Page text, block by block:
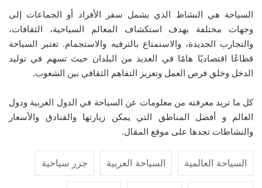
السياحة هي النشاط الذي يشمل سفر الأفراد أو الجماعات إلى
وجهات مختلفة بهدف استكشاف المعالم السياحية، الثقافات،
والتجارب الجديدة، والاستمتاع بالترفيه والاستجمام. تعتبر السياحة
قطاعًا اقتصاديًا هامًا في العديد من البلدان حيث تسهم في توليد
الدخل وخلق فرص العمل وتعزيز التفاهم الثقافي بين الشعوب.
كل ما تريد معرفته من معلومات عن السياحة في الدول العربية ودول
العالم و أفضل المناطق التي يمكن زيارتها والفنادق والأسعار
والنشاطات تجدها على موقع المقال.
السياحة العالمية السياحة العربية جزر سياحية